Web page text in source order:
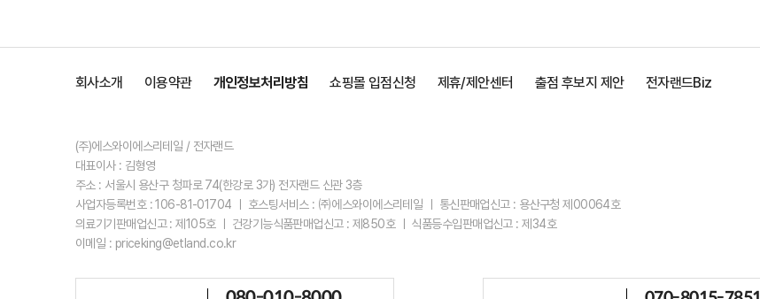
회사소개 이용약관 개인정보처리방침 쇼핑몰 입점신청 제휴/제안센터 출점 후보지 제안 전자랜드Biz
(주)에스와이에스리테일 / 전자랜드
대표이사 : 김형영
주소 : 서울시 용산구 청파로 74(한강로 3가) 전자랜드 신관 3층
사업자등록번호 : 106-81-01704 ㅣ 호스팅서비스 : ㈜에스와이에스리테일 ㅣ 통신판매업신고 : 용산구청 제00064호
의료기기판매업신고 : 제105호 ㅣ 건강기능식품판매업신고 : 제850호 ㅣ 식품등수입판매업신고 : 제34호
이메일 : priceking@etland.co.kr